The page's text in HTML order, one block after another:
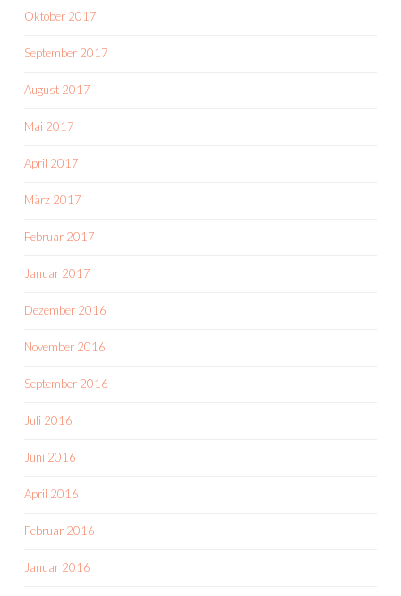
Oktober 2017
September 2017
August 2017
Mai 2017
April 2017
März 2017
Februar 2017
Januar 2017
Dezember 2016
November 2016
September 2016
Juli 2016
Juni 2016
April 2016
Februar 2016
Januar 2016